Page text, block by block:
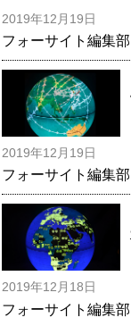
2019年12月19日
フォーサイト編集部
2019年12月19日
フォーサイト編集部
2019年12月18日
フォーサイト編集部